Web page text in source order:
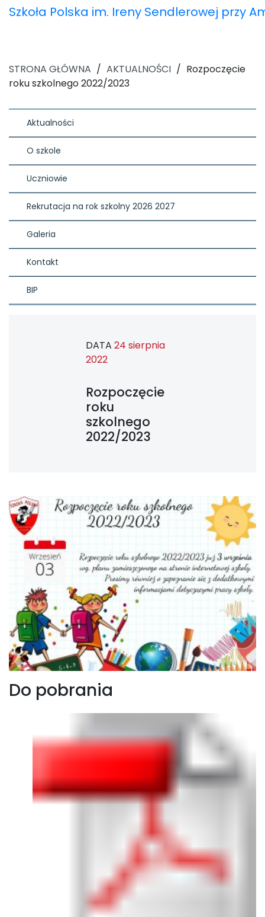
Szkoła Polska im. Ireny Sendlerowej przy
STRONA GŁÓWNA / AKTUALNOŚCI / Rozpoczęcie
roku szkolnego 2022/2023
Aktualności
O szkole
Uczniowie
Rekrutacja na rok szkolny 2026 2027
Galeria
Kontakt
BIP
DATA 24 sierpnia
2022
Rozpoczęcie
roku
szkolnego
2022/2023
Do pobrania